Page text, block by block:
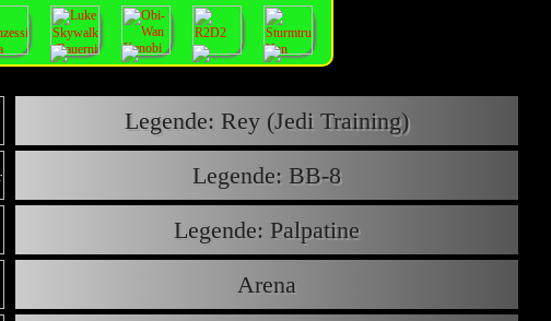
Legende: Rey (Jedi Training)
Legende: BB-8
Legende: Palpatine
Arena